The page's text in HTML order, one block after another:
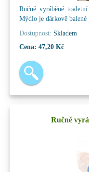
Ručně vyráběné
Mýdlo je dárkově
Dostupnost: Skladem
Cena: 47,20 Kč
Ručně